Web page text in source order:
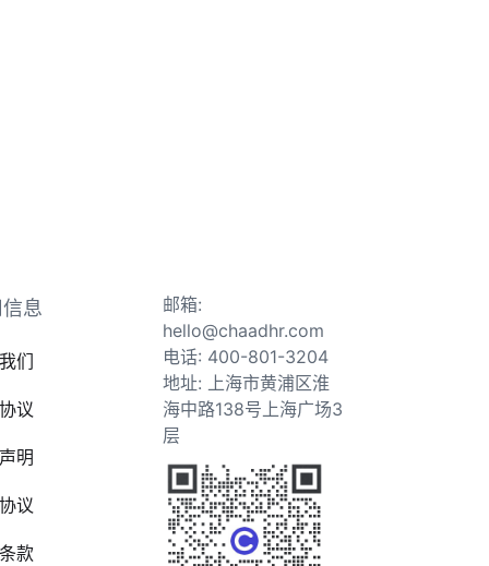
息
们
议
明
议
款
邮箱:
hello@chaadhr.com
电话: 400-801-3204
地址: 上海市黄浦区淮
海中路138号上海广场3
层